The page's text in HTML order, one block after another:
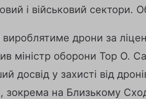
і військовий сектори.
вироблятиме дрони за
міністр оборони Тор О.
досвід у захисті від
зокрема на Близькому